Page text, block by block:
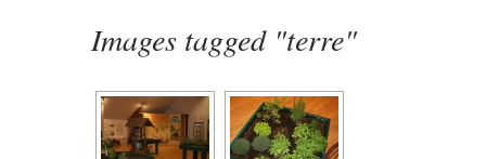
Images tagged "terre"